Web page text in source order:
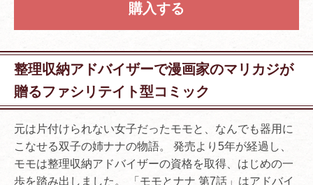
購入する
整理収納アドバイザーで漫画家のマリカジが
贈るファシリテイト型コミック
元は片付けられない女子だったモモと、なんでも器用に
こなせる双子の姉ナナの物語。 発売より5年が経過し、
モモは整理収納アドバイザーの資格を取得、はじめの一
歩を踏み出しました。 「モモとナナ 第7話」はアドバイ